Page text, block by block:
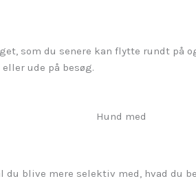
som du senere kan flytte rundt på
ude på besøg.
blive mere selektiv med, hvad du